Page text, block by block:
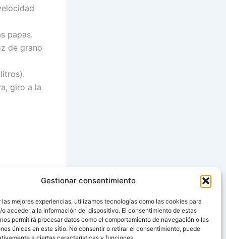
Gestionar consentimiento
las mejores experiencias, utilizamos tecnologías como las cookies para
o acceder a la información del dispositivo. El consentimiento de estas
permitirá procesar datos como el comportamiento de navegación o las
únicas en este sitio. No consentir o retirar el consentimiento, puede
papas.
de grano
giro a la
SIGUIENTE
PASTELITOS DE BELEN PORTUGUESES